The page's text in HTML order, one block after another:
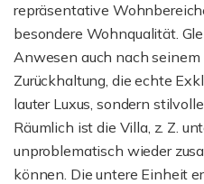
repräsentative
besondere Wohnqualität.
Anwesen auch nach
Zurückhaltung, die echte
lauter Luxus, sondern
Räumlich ist die Villa, z. Z.
unproblematisch wieder
können. Die untere Einheit